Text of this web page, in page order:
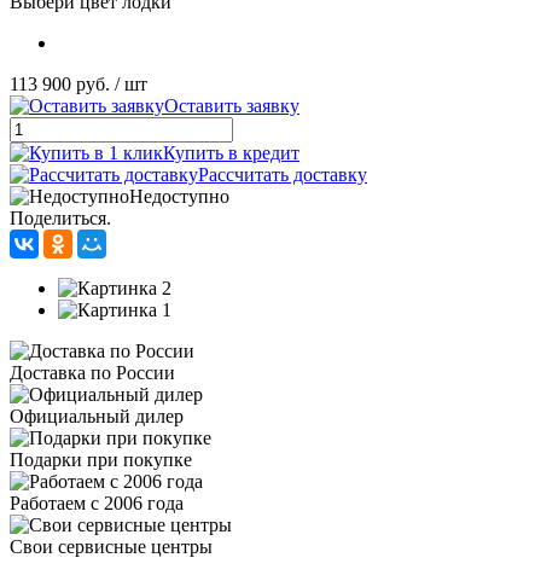
113 900 руб. / шт
Оставить заявку
Купить в кредит
Рассчитать доставку
Недоступно
Поделиться.
Доставка по России
Официальный дилер
Подарки при покупке
Работаем с 2006 года
Свои сервисные центры